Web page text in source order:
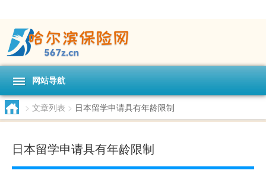
网站导航
> 文章列表 > 日本留学申请具有年龄限制
日本留学申请具有年龄限制